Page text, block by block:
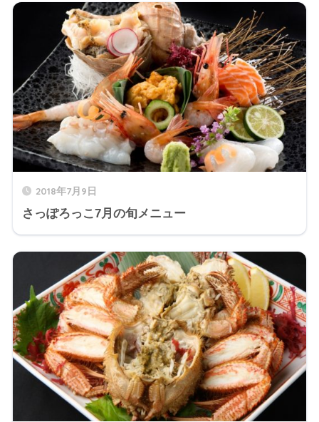
2018年7月9日
さっぽろっこ7月の旬メニュー